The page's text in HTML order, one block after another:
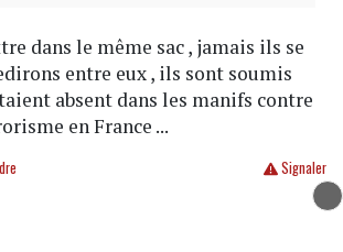
dans le même sac , jamais ils se
entre eux , ils sont soumis
absent dans les manifs contre
en France ...
Signaler